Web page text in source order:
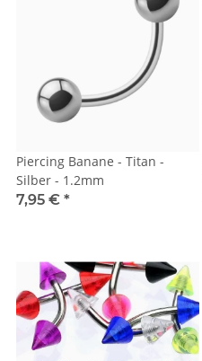
Piercing Banane - Titan -
Silber - 1.2mm
7,95 € *